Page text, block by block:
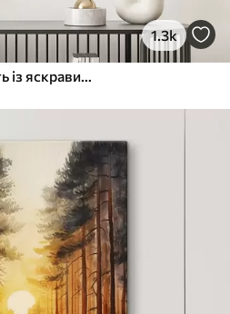
1.3k
Пишна сільська місцевість із яскравим лугом диких квітів, наповненим різнокольоровими квітами під хмарним небом